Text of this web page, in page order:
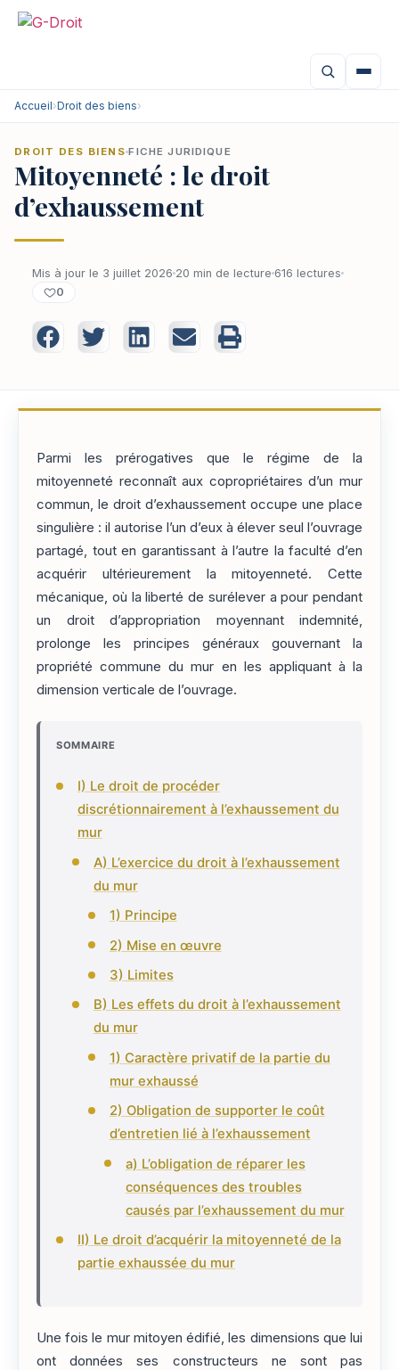
Accueil›Droit des biens›
DROIT DES BIENS FICHE JURIDIQUE
Mitoyenneté : le droit
d’exhaussement
Mis à jour le 3 juillet 2026 20 min de lecture 616 lectures
0
Parmi les prérogatives que le régime de la
mitoyenneté reconnaît aux copropriétaires d’un mur
commun, le droit d’exhaussement occupe une place
singulière : il autorise l’un d’eux à élever seul l’ouvrage
partagé, tout en garantissant à l’autre la faculté d’en
acquérir ultérieurement la mitoyenneté. Cette
mécanique, où la liberté de surélever a pour pendant
un droit d’appropriation moyennant indemnité,
prolonge les principes généraux gouvernant la
propriété commune du mur en les appliquant à la
dimension verticale de l’ouvrage.
SOMMAIRE
I) Le droit de procéder
discrétionnairement à l’exhaussement du
mur
A) L’exercice du droit à l’exhaussement
du mur
1) Principe
2) Mise en œuvre
3) Limites
B) Les effets du droit à l’exhaussement
du mur
1) Caractère privatif de la partie du
mur exhaussé
2) Obligation de supporter le coût
d’entretien lié à l’exhaussement
a) L’obligation de réparer les
conséquences des troubles
causés par l’exhaussement du mur
II) Le droit d’acquérir la mitoyenneté de la
partie exhaussée du mur
Une fois le mur mitoyen édifié, les dimensions que lui
ont données ses constructeurs ne sont pas